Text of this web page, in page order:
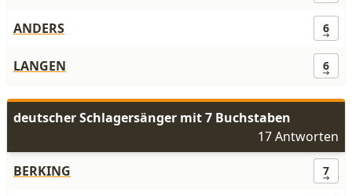
ANDERS 6
LANGEN 6
deutscher Schlagersänger mit 7 Buchstaben
17 Antworten
BERKING
7